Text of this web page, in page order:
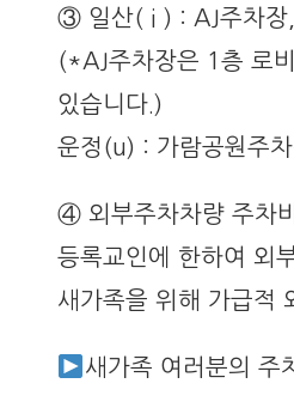
③ 일산( i ) : AJ주차장,
(*AJ주차장은 1층 로
있습니다.)
운정(u) : 가람공원주
④ 외부주차차량 주차
등록교인에 한하여 외
새가족을 위해 가급적
새가족 여러분의 주